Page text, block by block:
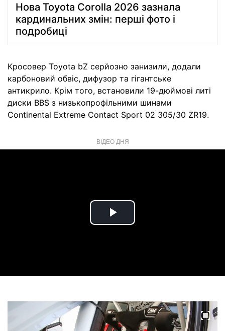
Нова Toyota Corolla 2026 зазнала
кардинальних змін: перші фото і
подробиці
Кросовер Toyota bZ серйозно занизили, додали
карбоновий обвіс, дифузор та гігантське
антикрило. Крім того, встановили 19-дюймові литі
диски BBS з низькопрофільними шинами
Continental Extreme Contact Sport 02 305/30 ZR19.
ВІДЕО ДНЯ
Play